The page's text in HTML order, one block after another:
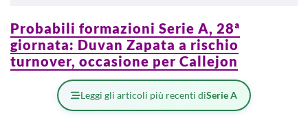
Probabili formazioni Serie A, 28ª
giornata: Duvan Zapata a rischio
turnover, occasione per Callejon
Leggi gli articoli più recenti diSerie A